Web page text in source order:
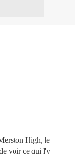
High, le
voir ce qui l'y